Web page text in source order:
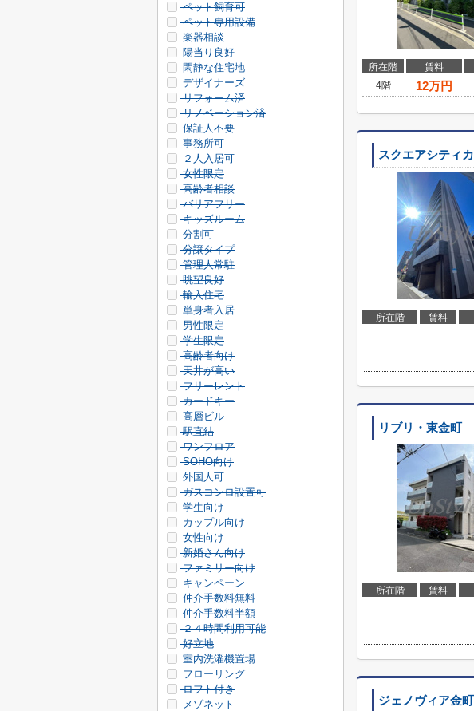
所在階 賃料
4階
12万円
スクエアシティ
所在階 賃料
リブリ・東金町
所在階 賃料
ジェノヴィア金町
ペット飼育可
ペット専用設備
楽器相談
陽当り良好
閑静な住宅地
デザイナーズ
リフォーム済
リノベーション済
保証人不要
事務所可
２人入居可
女性限定
高齢者相談
バリアフリー
キッズルーム
分割可
分譲タイプ
管理人常駐
眺望良好
輸入住宅
単身者入居
男性限定
学生限定
高齢者向け
天井が高い
フリーレント
カードキー
高層ビル
駅直結
ワンフロア
SOHO向け
外国人可
ガスコンロ設置可
学生向け
カップル向け
女性向け
新婚さん向け
ファミリー向け
キャンペーン
仲介手数料無料
仲介手数料半額
２４時間利用可能
好立地
室内洗濯機置場
フローリング
ロフト付き
メゾネット